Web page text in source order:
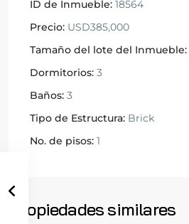
ID de Inmueble: 18564
Precio: USD385,000
Tamaño del lote del Inmueble:
Dormitorios: 3
Baños: 3
Tipo de Estructura: Brick
No. de pisos: 1
Propiedades similares
Guatemala